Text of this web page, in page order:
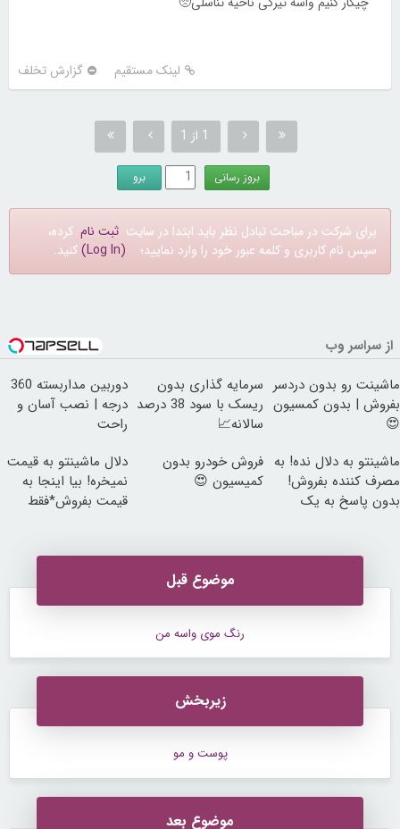
لینک مستقیم گزارش تخلف
1 از 1
برای شرکت در مباحث تبادل نظر باید ابتدا در سایت ثبت نام کرده،
سپس نام کاربری و کلمه عبور خود را وارد نمایید؛ (Log In) کنید.
از سراسر وب
ماشینت رو بدون دردسر
بفروش | بدون کمسیون
😍
سرمایه گذاری بدون
ریسک با سود 38 درصد
سالانه📈
دوربین مداربسته 360
درجه | نصب آسان و
راحت
ماشینتو به دلال نده! به
مصرف کننده بفروش!
بدون پاسخ به یک
فروش خودرو بدون
کمیسیون 😍
دلال ماشینتو به قیمت
نمیخره! بیا اینجا به
قیمت بفروش*فقط
موضوع قبل
رنگ موی واسه من
زیربخش
پوست و مو
موضوع بعد